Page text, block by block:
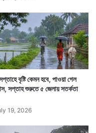
বড় গাছের তলায় দাঁড়াতে
বাজ পড়ে মৃত্যুর আশঙ্কা
পর বাজ পড়লে এখন
বৃষ্টি কেমন হবে, পাওয়া গেল
সপ্তাহ শুরুতে ৫ জেলায় সতর্কতা
19, 2026